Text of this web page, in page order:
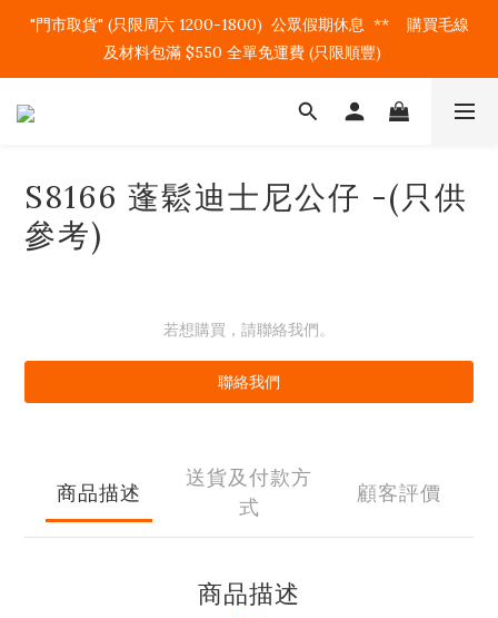
"門市取貨" (只限周六 1200-1800)  公眾假期休息  **    購買毛線
及材料包滿 $550 全單免運費 (只限順豐)
S8166 蓬鬆迪士尼公仔 -(只供
參考)
若想購買，請聯絡我們。
聯絡我們
商品描述
送貨及付款方
式
顧客評價
商品描述